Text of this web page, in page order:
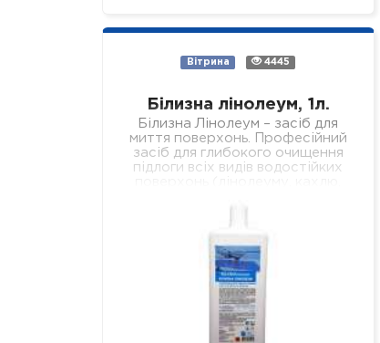
Вітрина 4445
Білизна лінолеум, 1л.
Білизна Лінолеум – засіб для
миття поверхонь. Професійний
засіб для глибокого очищення
підлоги всіх видів водостійких
нетоногенні…